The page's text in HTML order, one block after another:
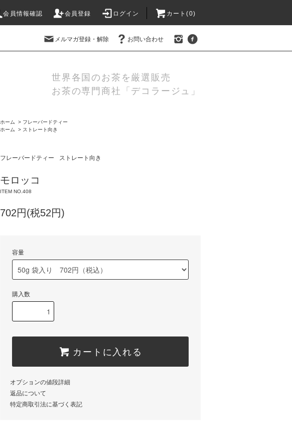
会員情報確認 会員登録 ログイン カート(0)
メルマガ登録・解除 お問い合わせ
世界各国のお茶を厳選販売
お茶の専門商社「デコラージュ」
ホーム > フレーバードティー
ホーム
> ストレート向き
フレーバードティー ストレート向き
モロッコ
ITEM NO.408
702円(税52円)
容量
購入数
カートに入れる
オプションの値段詳細
返品について
特定商取引法に基づく表記